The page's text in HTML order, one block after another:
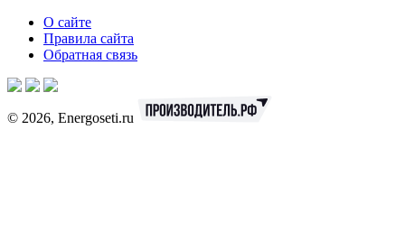
О сайте
Правила сайта
Обратная связь
© 2026, Energoseti.ru